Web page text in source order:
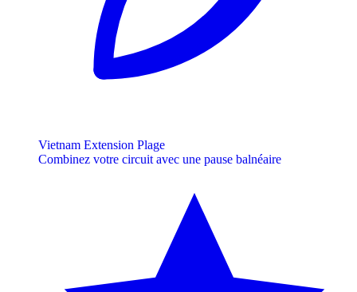
Vietnam Extension Plage
Combinez votre circuit avec une pause balnéaire